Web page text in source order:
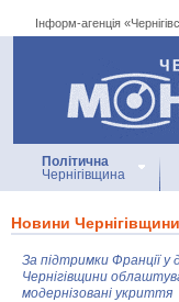
Інформ-агенція
Інформ-
Політична
Чернігівщина
Новини Чернігівщини
За підтримки Франції у
Чернігівщини
модернізовані укриття